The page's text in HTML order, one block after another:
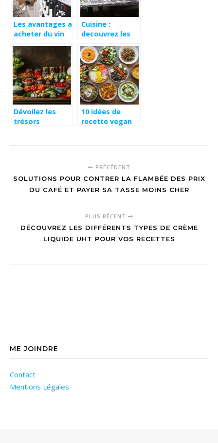
Les avantages a
acheter du vin
spiritueux dans
une boutique de
produits
regionaux et
caviste
Cuisine :
decouvrez les
culinaires
bretonnes
Dévoilez les
trésors
10 idées de
recette vegan
PRÉCÉDENT
SOLUTIONS POUR CONTRER LA FLAMBÉE DES PRIX
DU CAFÉ ET PAYER SA TASSE MOINS CHER
PLUS RÉCENT
DÉCOUVREZ LES DIFFÉRENTS TYPES DE CRÈME
LIQUIDE UHT POUR VOS RECETTES
ME JOINDRE
Contact
Mentions Légales